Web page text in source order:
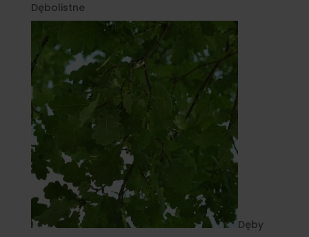
Dębolistne
Dęby